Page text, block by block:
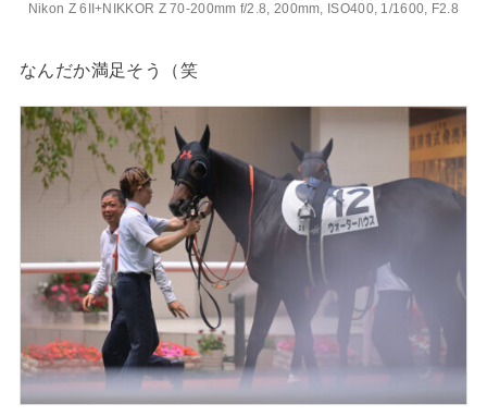
Nikon Z 6II+NIKKOR Z 70-200mm f/2.8, 200mm, ISO400, 1/1600, F2.8
なんだか満足そう（笑